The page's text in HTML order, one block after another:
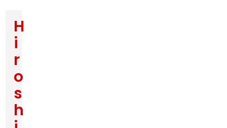
H
i
r
o
s
h